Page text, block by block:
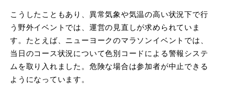
こうしたこともあり、異常気象や気温の高い状況下で行
う野外イベントでは、運営の見直しが求められていま
す。たとえば、ニューヨークのマラソンイベントでは、
当日のコース状況について色別コードによる警報システ
ムを取り入れました。危険な場合は参加者が中止できる
ようになっています。